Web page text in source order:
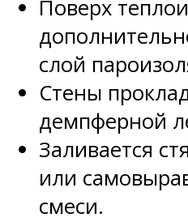
Поверх
слой
Стены
демпферной
Заливается
или
смеси.